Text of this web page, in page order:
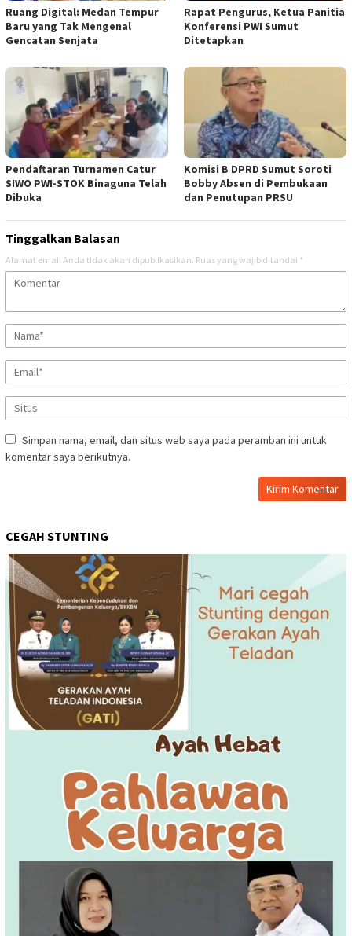
Ruang Digital: Medan Tempur
Baru yang Tak Mengenal
Gencatan Senjata
Rapat Pengurus, Ketua Panitia
Konferensi PWI Sumut
Ditetapkan
Pendaftaran Turnamen Catur
SIWO PWI-STOK Binaguna Telah
Dibuka
Komisi B DPRD Sumut Soroti
Bobby Absen di Pembukaan
dan Penutupan PRSU
Tinggalkan Balasan
Alamat email Anda tidak akan dipublikasikan. Ruas yang wajib ditandai *
Simpan nama, email, dan situs web saya pada peramban ini untuk
komentar saya berikutnya.
CEGAH STUNTING